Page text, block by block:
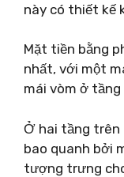
này có thiết kế
Mặt tiền bằng
nhất, với một
mái vòm ở tầng
Ở hai tầng trên
bao quanh bởi
tượng trưng